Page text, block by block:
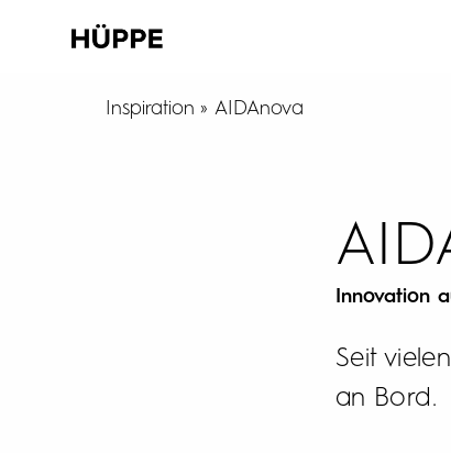
Inspiration AIDAnova
Innovation
Seit
an Bord.